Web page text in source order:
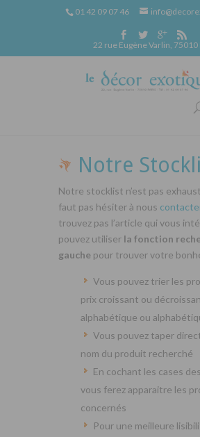
01 42 09 07 46
22 rue Eugène Varlin, 75010
Notre
Notre stocklist n’est pas
faut pas hésiter à nous
trouvez pas l’article qui vous
pouvez utiliser la fonction
gauche pour trouver votre
Vous pouvez trier les
prix croissant ou
alphabétique ou
Vous pouvez taper
nom du produit recherché
En cochant les cases
vous ferez apparaitre les
concernés
Pour une meilleure